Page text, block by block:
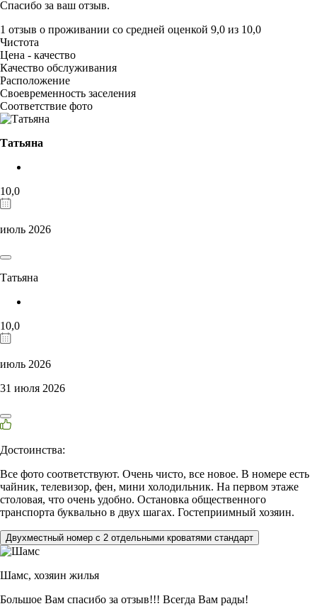
Спасибо за ваш отзыв.
1 отзыв о проживании со средней оценкой 9,0 из 10,0
Чистота
Цена - качество
Качество обслуживания
Расположение
Своевременность заселения
Соответствие фото
Татьяна
10,0
июль 2026
Татьяна
10,0
июль 2026
31 июля 2026
Достоинства:
Все фото соответствуют. Очень чисто, все новое. В номере есть
чайник, телевизор, фен, мини холодильник. На первом этаже
столовая, что очень удобно. Остановка общественного
транспорта буквально в двух шагах. Гостеприимный хозяин.
Двухместный номер с 2 отдельными кроватями стандарт
Шамс, хозяин жилья
Большое Вам спасибо за отзыв!!! Всегда Вам рады!